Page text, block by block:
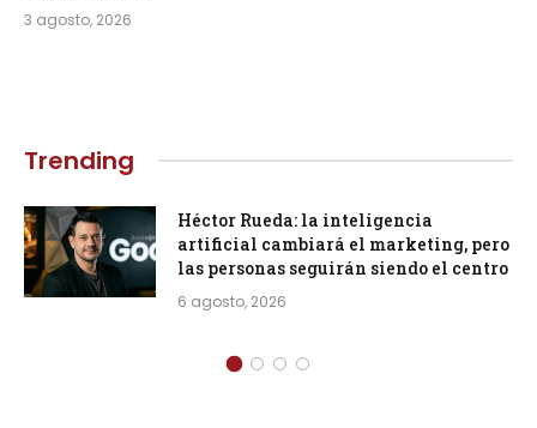
3 agosto, 2026
Trending
Héctor Rueda: la inteligencia
artificial cambiará el marketing, pero
las personas seguirán siendo el centro
6 agosto, 2026